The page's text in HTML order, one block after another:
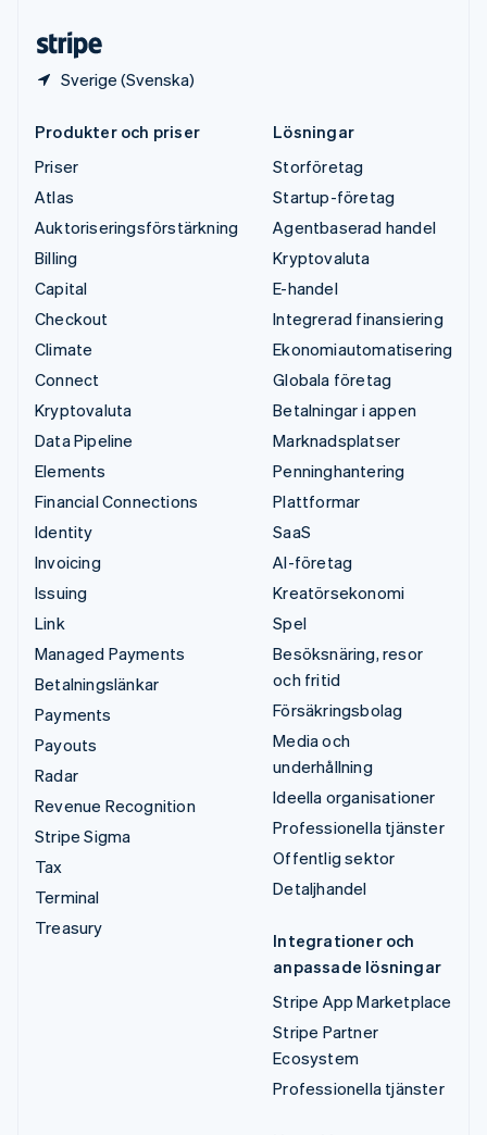
Sverige (Svenska)
Produkter och priser
Priser
Atlas
Auktoriseringsförstärkning
Billing
Capital
Checkout
Climate
Connect
Kryptovaluta
Data Pipeline
Elements
Financial Connections
Identity
Invoicing
Issuing
Link
Managed Payments
Betalningslänkar
Payments
Payouts
Radar
Revenue Recognition
Stripe Sigma
Tax
Terminal
Treasury
Lösningar
Storföretag
Startup-företag
Agentbaserad handel
Kryptovaluta
E-handel
Integrerad finansiering
Ekonomiautomatisering
Globala företag
Betalningar i appen
Marknadsplatser
Penninghantering
Plattformar
SaaS
AI-företag
Kreatörsekonomi
Spel
Besöksnäring, resor
och fritid
Försäkringsbolag
Media och
underhållning
Ideella organisationer
Professionella tjänster
Offentlig sektor
Detaljhandel
Integrationer och
anpassade lösningar
Stripe App Marketplace
Stripe Partner
Ecosystem
Professionella tjänster